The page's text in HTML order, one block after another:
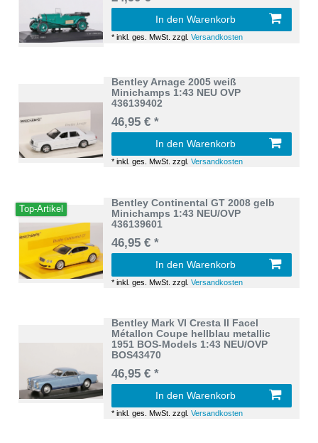
In den Warenkorb
*inkl. ges. MwSt. zzgl.Versandkosten
Bentley Arnage 2005 weiß
Minichamps 1:43 NEU OVP
436139402
46,95 € *
In den Warenkorb
*inkl. ges. MwSt. zzgl.Versandkosten
Top-Artikel
Bentley Continental GT 2008 gelb
Minichamps 1:43 NEU/OVP
436139601
46,95 € *
In den Warenkorb
*inkl. ges. MwSt. zzgl.Versandkosten
Bentley Mark VI Cresta II Facel
Métallon Coupe hellblau metallic
1951 BOS-Models 1:43 NEU/OVP
BOS43470
46,95 € *
In den Warenkorb
*inkl. ges. MwSt. zzgl.Versandkosten